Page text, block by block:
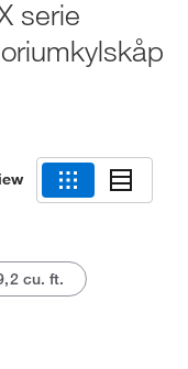
serie
cu. ft.